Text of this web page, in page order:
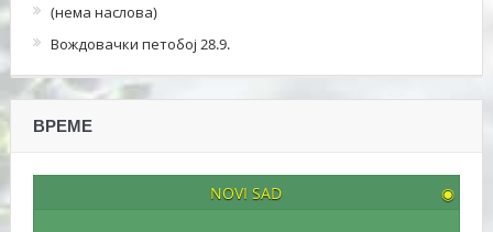
(нема наслова)
Вождовачки петобој 28.9.
ВРЕМЕ
NOVI SAD ◉